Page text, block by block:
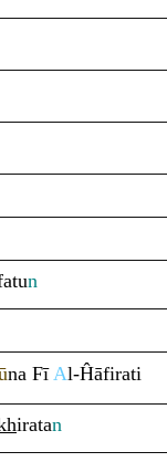
n
na FīAl-Ĥāfirati
iratan